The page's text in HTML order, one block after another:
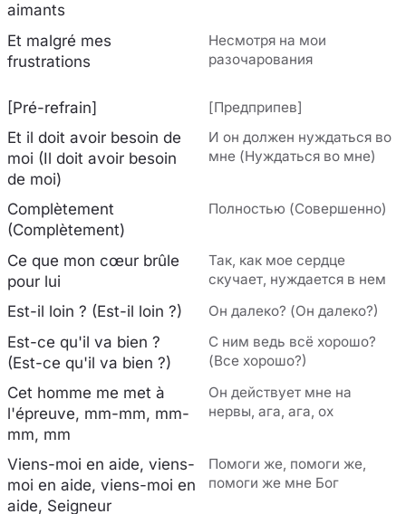
aimants
Et malgré mes
frustrations
Несмотря на мои
разочарования
[Pré-refrain] [Предприпев]
Et il doit avoir besoin de
moi (Il doit avoir besoin
de moi)
И он должен нуждаться во
мне (Нуждаться во мне)
Complètement
(Complètement)
Полностью (Совершенно)
Ce que mon cœur brûle
pour lui
Так, как мое сердце
скучает, нуждается в нем
Est-il loin ? (Est-il loin ?) Он далеко? (Он далеко?)
Est-ce qu'il va bien ?
(Est-ce qu'il va bien ?)
С ним ведь всё хорошо?
(Все хорошо?)
Cet homme me met à
l'épreuve, mm-mm, mm-
mm, mm
Он действует мне на
нервы, ага, ага, ох
Viens-moi en aide, viens-
moi en aide, viens-moi en
aide, Seigneur
Помоги же, помоги же,
помоги же мне Бог